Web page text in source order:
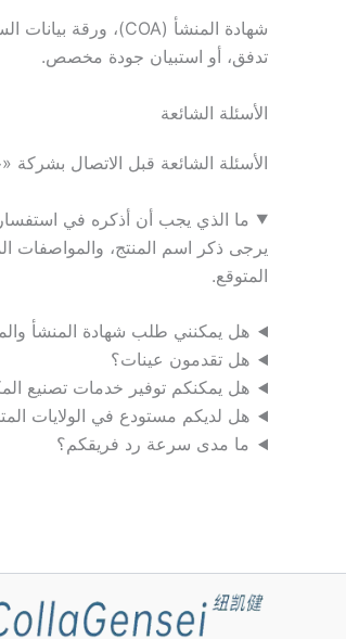
تدفق، أو استبيان جودة مخصص.
الأسئلة الشائعة
الأسئلة الشائعة قبل الاتصال
ما الذي يجب أن أذكره في
المتوقع.
هل يمكنني طلب شهادة المنشأ
هل تقدمون عينات؟
هل يمكنكم توفير خدمات تصنيع
هل لديكم مستودع في الولايات
ما مدى سرعة رد فريقكم؟